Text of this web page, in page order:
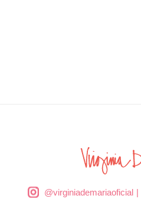
@virginiademariaoficial|